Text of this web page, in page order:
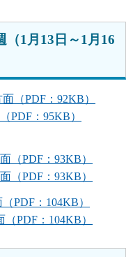
（1月13日～1月16
（PDF：92KB）
：95KB）
PDF：93KB）
PDF：93KB）
PDF：104KB）
PDF：104KB）